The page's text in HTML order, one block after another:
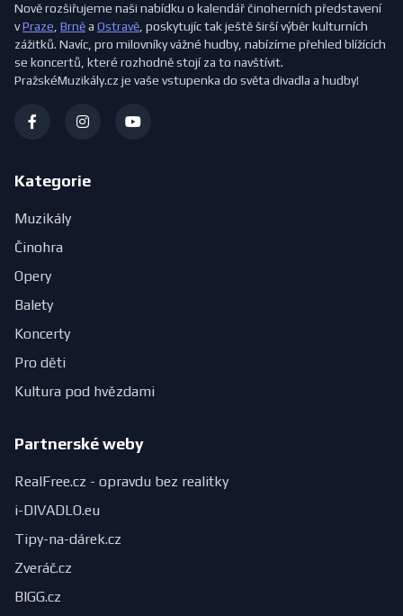
Nově rozšiřujeme naši nabídku o kalendář činoherních představení
vPraze, Brněa Ostravě, poskytujíc tak ještě širší výběr kulturních
zážitků. Navíc, pro milovníky vážné hudby, nabízíme přehled blížících
se koncertů, které rozhodně stojí za to navštívit.
PražskéMuzikály.cz je vaše vstupenka do světa divadla a hudby!
Kategorie
Muzikály
Činohra
Opery
Balety
Koncerty
Pro děti
Kultura pod hvězdami
Partnerské weby
RealFree.cz - opravdu bez realitky
i-DIVADLO.eu
Tipy-na-dárek.cz
Zveráč.cz
BIGG.cz